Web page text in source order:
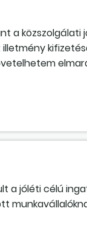
a közszolgálati
jóléti célú